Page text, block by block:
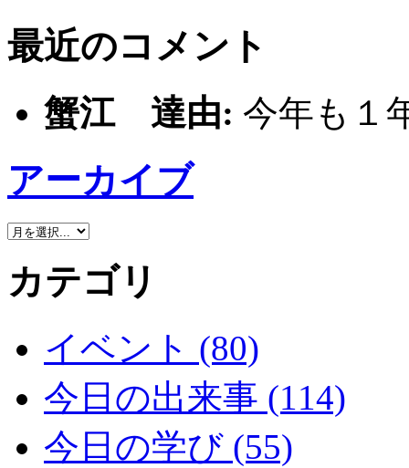
最近のコメント
蟹江 達由: 今年も１
アーカイブ
カテゴリ
イベント (80)
今日の出来事 (114)
今日の学び (55)